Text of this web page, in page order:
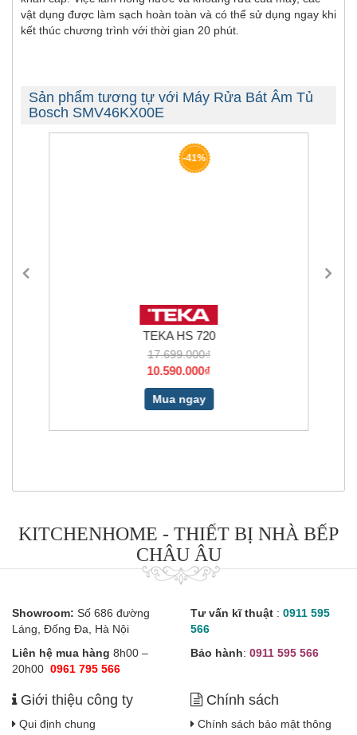
vật dụng được làm sạch hoàn toàn và có thể sử dụng ngay khi
kết thúc chương trình với thời gian 20 phút.
Sản phẩm tương tự với Máy Rửa Bát Âm Tủ
Bosch SMV46KX00E
TEKA HS 720
17.699.000₫
10.590.000₫
Mua ngay
KITCHENHOME - THIẾT BỊ NHÀ BẾP
CHÂU ÂU
Showroom: Số 686 đường
Láng, Đống Đa, Hà Nội
Liên hệ mua hàng 8h00 –
20h00 0961 795 566
Tư vấn kĩ thuật : 0911 595
566
Bảo hành: 0911 595 566
Giới thiệu công ty
Qui định chung
Chính sách
Chính sách bảo mật thông